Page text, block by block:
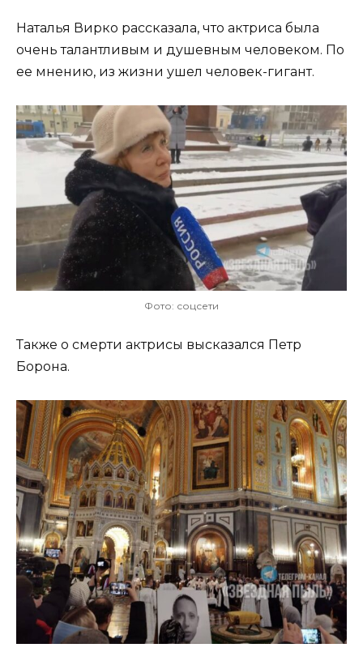
Наталья Вирко рассказала, что актриса была
очень талантливым и душевным человеком. По
ее мнению, из жизни ушел человек-гигант.
Фото: соцсети
Также о смерти актрисы высказался Петр
Борона.